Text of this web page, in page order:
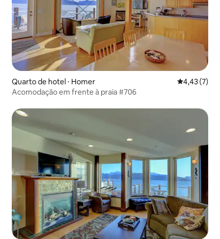
Quarto de hotel ⋅ Homer 4,43 de
4,43 (7)
Acomodação em frente à praia #706